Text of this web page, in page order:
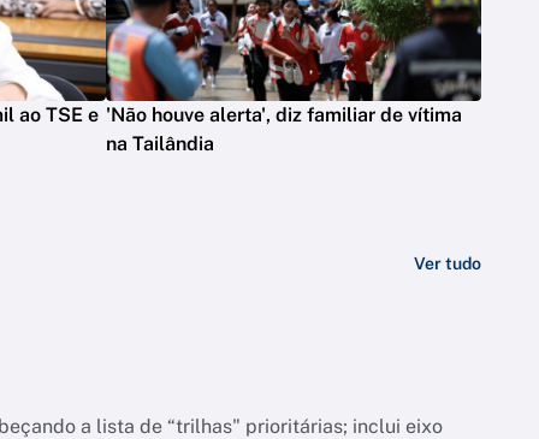
ao TSE e 'Não houve alerta', diz familiar de vítima
na Tailândia
Ver tudo
a lista de “trilhas" prioritárias; inclui eixo